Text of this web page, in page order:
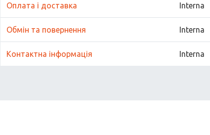
Оплата і доставка Interna
Обмін та повернення Interna
Контактна інформація Interna